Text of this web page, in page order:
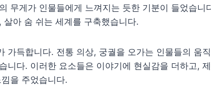
무게가 인물들에게 느껴지는 듯한 기분이 들었습니
살아 숨 쉬는 세계를 구축했습니다.
가득합니다. 전통 의상, 궁궐을 오가는 인물들의 움
니다. 이러한 요소들은 이야기에 현실감을 더하고,
을 주었습니다.